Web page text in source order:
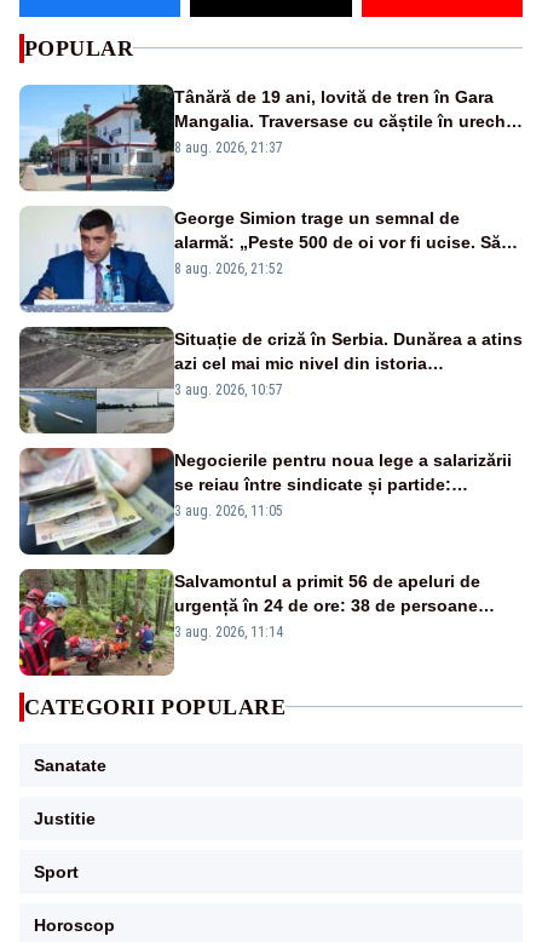
POPULAR
Tânără de 19 ani, lovită de tren în Gara
Mangalia. Traversase cu căștile în urechi
liniile printr-un loc nepermis
8 aug. 2026, 21:37
George Simion trage un semnal de
alarmă: „Peste 500 de oi vor fi ucise. Să
vedem dacă ciobanii vor fi despăgubiți”
8 aug. 2026, 21:52
Situație de criză în Serbia. Dunărea a atins
azi cel mai mic nivel din istoria
măsurătorilor. Se prefigurează restricții
3 aug. 2026, 10:57
Negocierile pentru noua lege a salarizării
se reiau între sindicate și partide:
proiectul riscă să nu fie adoptat până la
3 aug. 2026, 11:05
Salvamontul a primit 56 de apeluri de
urgență în 24 de ore: 38 de persoane
salvate, trei evacuate cu elicopterul
3 aug. 2026, 11:14
CATEGORII POPULARE
Sanatate
Justitie
Sport
Horoscop